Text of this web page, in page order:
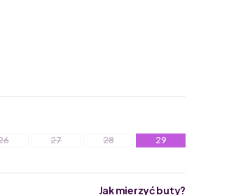
27 28
29
Jak mierzyć buty?